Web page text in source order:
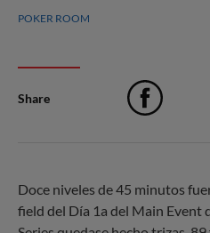
POKER ROOM
Share
Doce niveles de 45 minutos
field del Día 1a del Main Event